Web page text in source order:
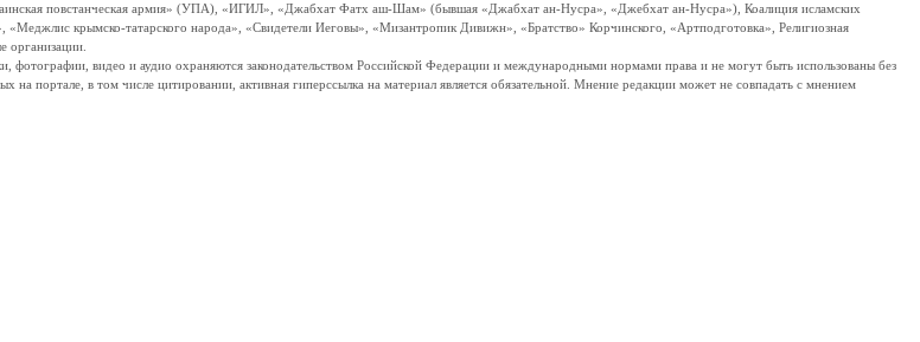
повстанческая армия» (УПА), «ИГИЛ», «Джабхат Фатх аш-Шам» (бывшая «Джабхат ан-Нусра», «Джебхат ан-Нусра»), Коалиция исламских
крымско-татарского народа», «Свидетели Иеговы», «Мизантропик Дивижн», «Братство» Корчинского, «Артподготовка», Религиозная
организации.
видео и аудио охраняются законодательством Российской Федерации и международными нормами права и не могут быть использованы без
портале, в том числе цитировании, активная гиперссылка на материал является обязательной. Мнение редакции может не совпадать с мнением